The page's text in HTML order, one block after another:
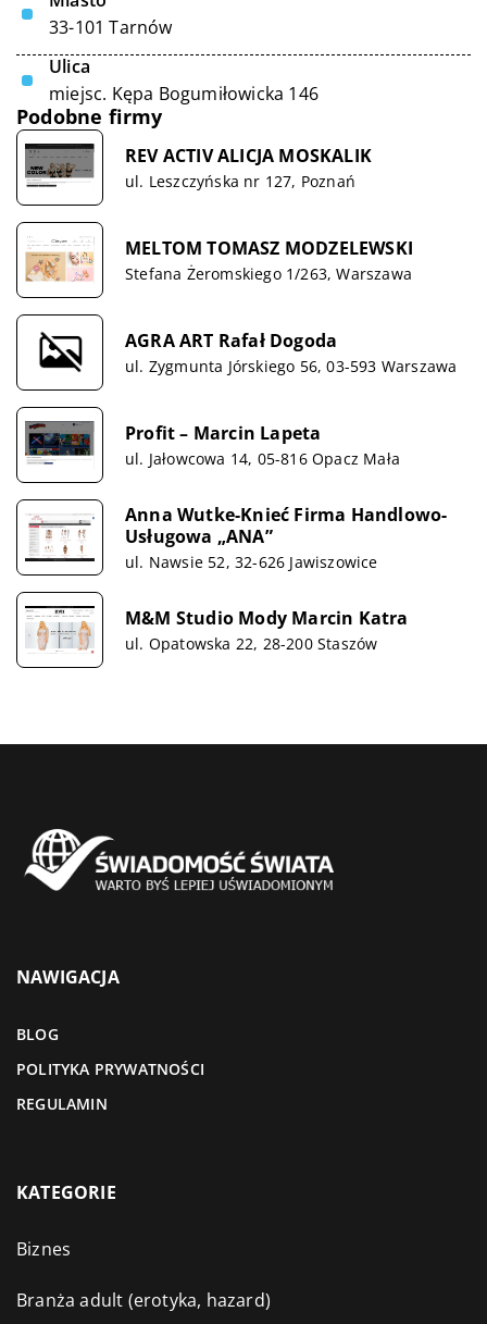
33-101 Tarnów
Ulica
miejsc. Kępa Bogumiłowicka 146
Podobne firmy
REV ACTIV ALICJA MOSKALIK
ul. Leszczyńska nr 127, Poznań
MELTOM TOMASZ MODZELEWSKI
Stefana Żeromskiego 1/263, Warszawa
AGRA ART Rafał Dogoda
ul. Zygmunta Jórskiego 56, 03-593 Warszawa
Profit – Marcin Lapeta
ul. Jałowcowa 14, 05-816 Opacz Mała
Anna Wutke-Knieć Firma Handlowo-
Usługowa „ANA”
ul. Nawsie 52, 32-626 Jawiszowice
M&M Studio Mody Marcin Katra
ul. Opatowska 22, 28-200 Staszów
NAWIGACJA
BLOG
POLITYKA PRYWATNOŚCI
REGULAMIN
KATEGORIE
Biznes
Branża adult (erotyka, hazard)